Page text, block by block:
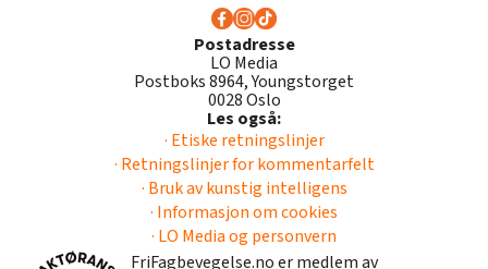
Postadresse
LO Media
Postboks 8964, Youngstorget
0028 Oslo
Les også:
· Etiske retningslinjer
· Retningslinjer for kommentarfelt
· Bruk av kunstig intelligens
· Informasjon om cookies
· LO Media og personvern
FriFagbevegelse.no er medlem av